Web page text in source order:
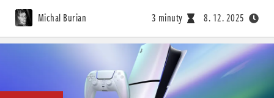
Michal Burian 3 minuty 8. 12. 2025